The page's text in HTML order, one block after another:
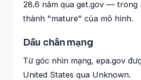
28.6 năm qua get.gov — trong
thành "mature" của mô hình.
Dấu chân mạng
Từ góc nhìn mạng, epa.gov
United States qua Unknown.